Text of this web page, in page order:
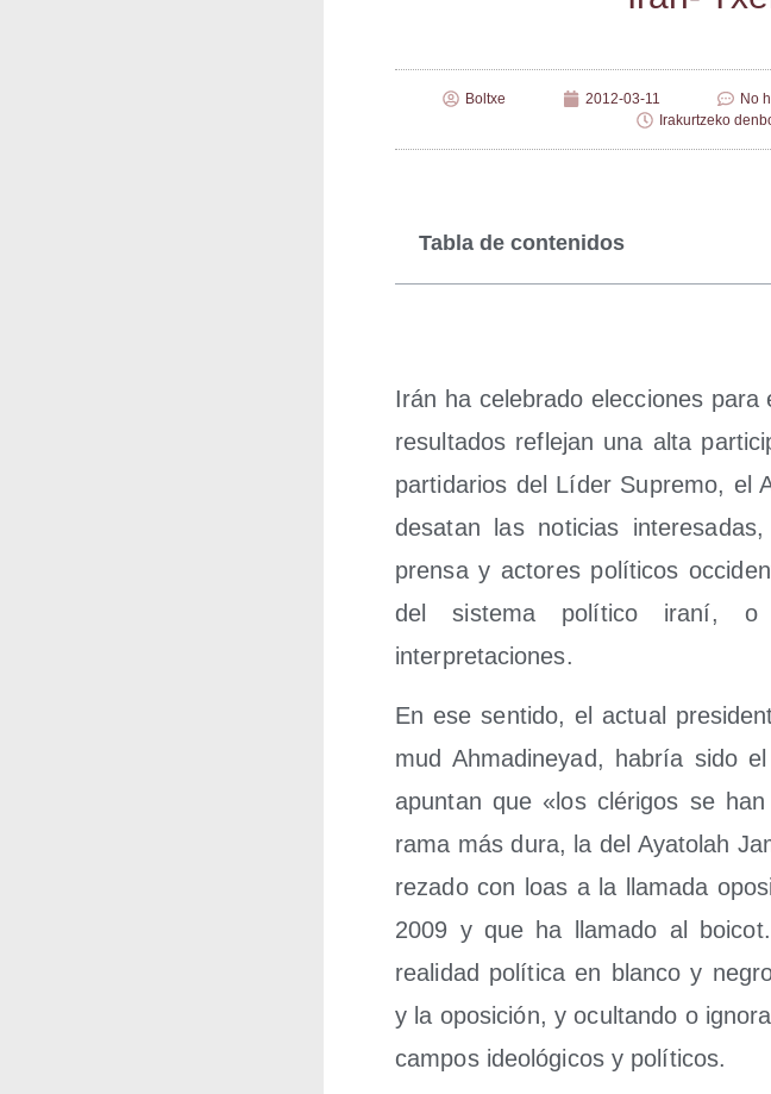
Boltxe 2012-03-11 No
Irakurtzeko
Tabla de contenidos
Irán ha cele­bra­do elec­cio­nes
resul­ta­dos refle­jan una alta
par­ti­da­rios del Líder Supre­mo, el
des­atan las noti­cias
pren­sa y acto­res polí­ti­cos
del sis­te­ma polí­ti­co ira­ní, o
interpretaciones.
En ese sen­ti­do, el actual
mud Ahma­di­ne­yad, habría sido
apun­tan que «los clé­ri­gos se
rama más dura, la del Aya­to­lah
re­za­do con loas a la lla­ma­da
2009 y que ha lla­ma­do al
reali­dad polí­ti­ca en blan­co y
y la opo­si­ción, y ocul­tan­do o
cam­pos ideo­ló­gi­cos y políticos.